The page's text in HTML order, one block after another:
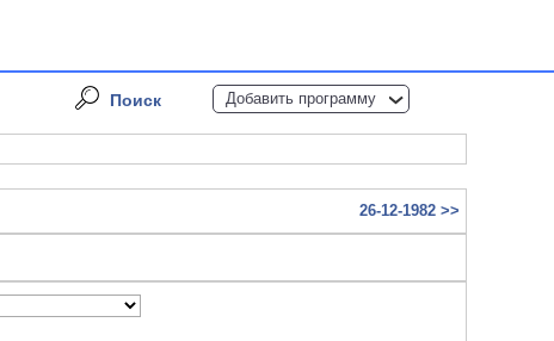
Поиск Добавить программу
26-12-1982 >>